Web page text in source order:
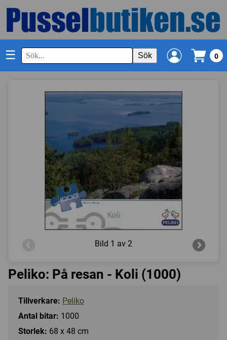
☰ Sök 0
Bild 1 av 2
Peliko: På resan - Koli (1000)
Tillverkare: Peliko
Antal bitar: 1000
Storlek: 68 x 48 cm